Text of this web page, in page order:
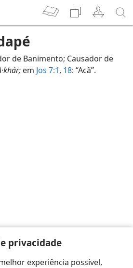
privacidade
experiência possível,
de Banimento; Causador de
em Jos 7:1, 18: “Acã”.